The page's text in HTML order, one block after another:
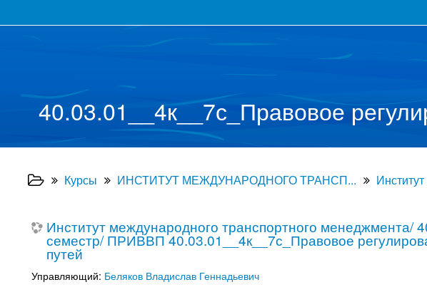
40.03.01__4к__7с_Правовое
Курсы ИНСТИТУТ МЕЖДУНАРОДНОГО ТРАНСП...
Институт международного транспортного менеджмента/
семестр/ ПРИВВП 40.03.01__4к__7с_Правовое
путей
Управляющий: Беляков Владислав Геннадьевич